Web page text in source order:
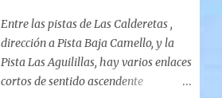
Entre las pistas de Las Calderetas ,
dirección a Pista Baja Camello, y la
Pista Las Aguilillas, hay varios enlaces
cortos de sentido ascendente